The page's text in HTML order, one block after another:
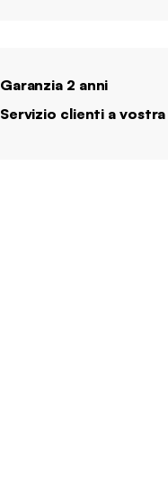
Garanzia 2 anni
Servizio clienti a